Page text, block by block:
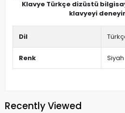
Klavye Türkçe dizüstü
klavyeyi
Dil
Renk Siyah
Recently Viewed